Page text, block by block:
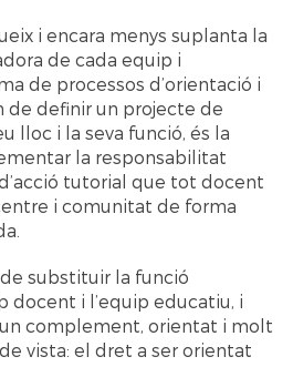
i encara menys suplanta la
de cada equip i
de processos d’orientació i
de definir un projecte de
lloc i la seva funció, és la
la responsabilitat
tutorial que tot docent
i comunitat de forma
substituir la funció
docent i l’equip educatiu, i
complement, orientat i molt
vista: el dret a ser orientat